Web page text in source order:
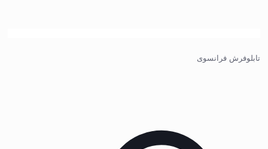
تابلوفرش فرانسوی